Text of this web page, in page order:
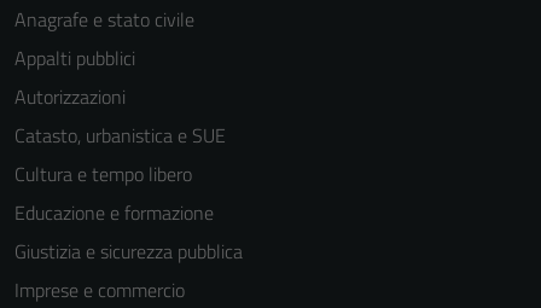
Anagrafe e stato civile
Appalti pubblici
Autorizzazioni
Catasto, urbanistica e SUE
Cultura e tempo libero
Educazione e formazione
Giustizia e sicurezza pubblica
Imprese e commercio